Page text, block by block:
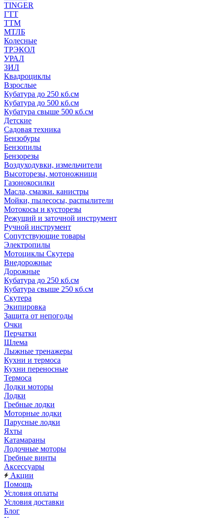
TINGER
ГТТ
ТТМ
МТЛБ
Колесные
ТРЭКОЛ
УРАЛ
ЗИЛ
Квадроциклы
Взрослые
Кубатура до 250 кб.см
Кубатура до 500 кб.см
Кубатура свыше 500 кб.см
Детские
Садовая техника
Бензобуры
Бензопилы
Бензорезы
Воздуходувки, измельчители
Высоторезы, мотоножници
Газонокосилки
Масла, смазки. канистры
Мойки, пылесосы, распылители
Мотокосы и кусторезы
Режущий и заточной инструмент
Ручной инструмент
Сопутствующие товары
Электропилы
Мотоциклы Скутера
Внедорожные
Дорожные
Кубатура до 250 кб.см
Кубатура свыше 250 кб.см
Скутера
Экипировка
Защита от непогоды
Очки
Перчатки
Шлема
Лыжные тренажеры
Кухни и термоса
Кухни переносные
Термоса
Лодки моторы
Лодки
Гребные лодки
Моторные лодки
Парусные лодки
Яхты
Катамараны
Лодочные моторы
Гребные винты
Аксессуары
Акции
Помощь
Условия оплаты
Условия доставки
Блог